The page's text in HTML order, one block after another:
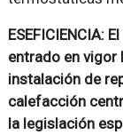
ESEFICIENCIA:
entrado en vigor
instalación de
calefacción
la legislación